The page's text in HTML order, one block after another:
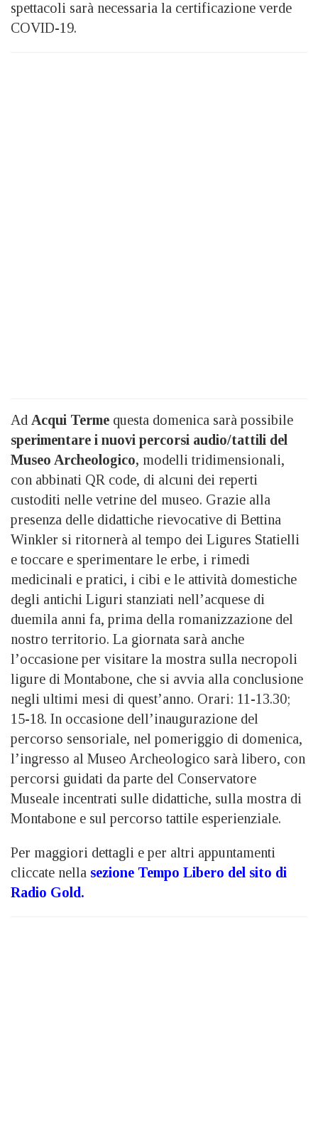
spettacoli sarà necessaria la certificazione verde
COVID-19.
Ad Acqui Terme questa domenica sarà possibile
sperimentare i nuovi percorsi audio/tattili del
Museo Archeologico, modelli tridimensionali,
con abbinati QR code, di alcuni dei reperti
custoditi nelle vetrine del museo. Grazie alla
presenza delle didattiche rievocative di Bettina
Winkler si ritornerà al tempo dei Ligures Statielli
e toccare e sperimentare le erbe, i rimedi
medicinali e pratici, i cibi e le attività domestiche
degli antichi Liguri stanziati nell’acquese di
duemila anni fa, prima della romanizzazione del
nostro territorio. La giornata sarà anche
l’occasione per visitare la mostra sulla necropoli
ligure di Montabone, che si avvia alla conclusione
negli ultimi mesi di quest’anno. Orari: 11-13.30;
15-18. In occasione dell’inaugurazione del
percorso sensoriale, nel pomeriggio di domenica,
l’ingresso al Museo Archeologico sarà libero, con
percorsi guidati da parte del Conservatore
Museale incentrati sulle didattiche, sulla mostra di
Montabone e sul percorso tattile esperienziale.
Per maggiori dettagli e per altri appuntamenti
cliccate nella sezione Tempo Libero del sito di
Radio Gold.